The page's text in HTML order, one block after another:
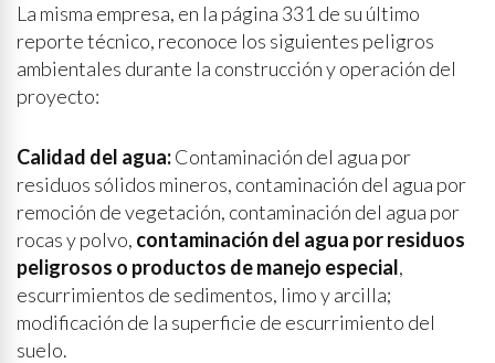
La misma empresa, en la página 331 de su último
reporte técnico, reconoce los siguientes peligros
ambientales durante la construcción y operación del
proyecto:
Calidad del agua:Contaminación del agua por
residuos sólidos mineros, contaminación del agua por
remoción de vegetación, contaminación del agua por
rocas y polvo, contaminación del agua por residuos
peligrosos o productos de manejo especial,
escurrimientos de sedimentos, limo y arcilla;
modificación de la superficie de escurrimiento del
suelo.